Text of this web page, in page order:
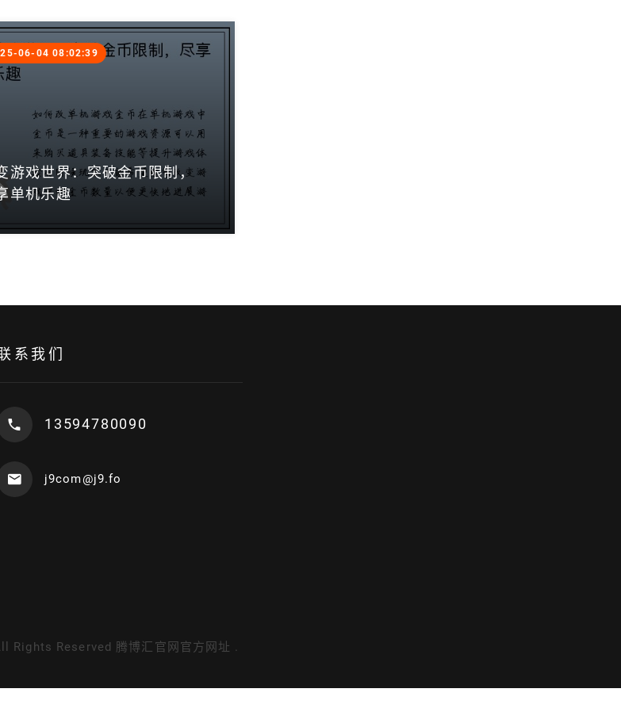
游戏世界：突破金币限制，
单机乐趣
06-04 08:02:39
系我们
13594780090
j9com@j9.fo
Rights Reserved 腾博汇官网官方网址 .